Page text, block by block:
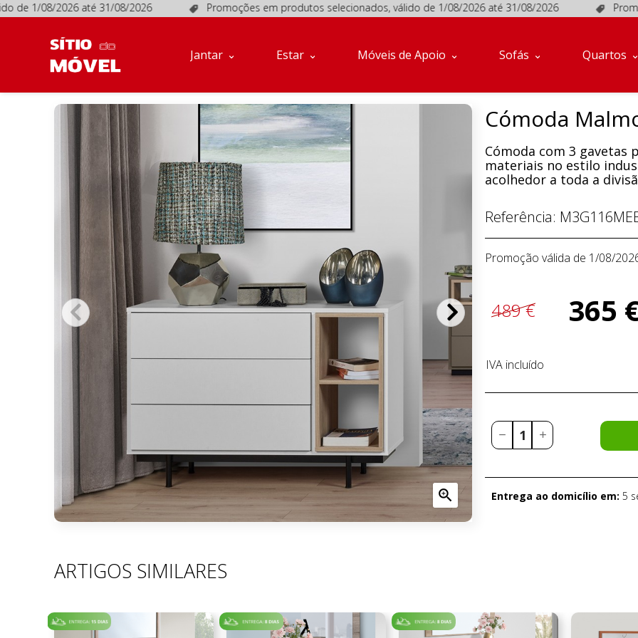
1/08/2026 até 31/08/2026 Promoções em produtos selecionados, válido de 1/08/2026 até 31/08/2026 Promoções
Jantar Estar Móveis de Apoio Sofás Quartos

Cómoda
Cómoda com 3 gavetas
materiais no estilo
acolhedor a toda a
Referência:
Promoção válida de 1/08/
489 € 365
IVA incluído
Entrega ao domicílio em: 5
ARTIGOS SIMILARES
Jantar
Estar
Móveis
Sofás
Quartos